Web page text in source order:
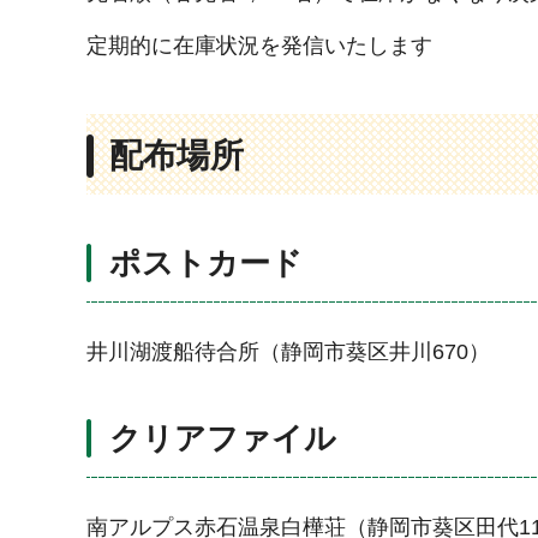
定期的に在庫状況を発信いたします
配布場所
ポストカード
井川湖渡船待合所（静岡市葵区井川670）
クリアファイル
南アルプス赤石温泉白樺荘（静岡市葵区田代